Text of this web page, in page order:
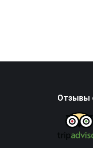
Отзывы